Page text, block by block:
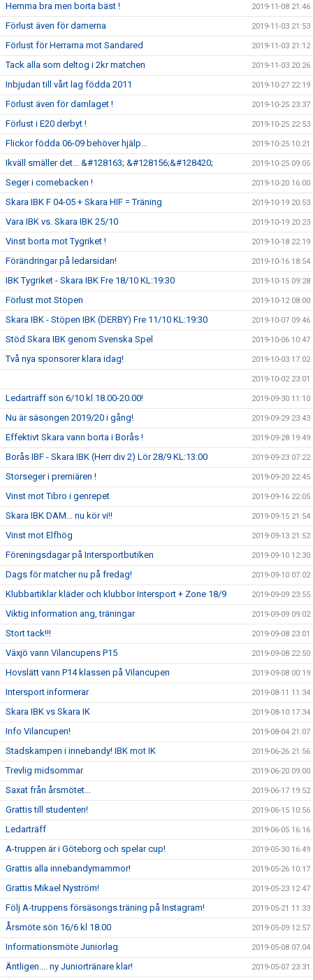
Hemma bra men borta bäst ! 2019-11-08 21:46
Förlust även för damerna 2019-11-03 21:53
Förlust för Herrarna mot Sandared 2019-11-03 21:12
Tack alla som deltog i 2kr matchen 2019-11-03 20:26
Inbjudan till vårt lag födda 2011 2019-10-27 22:19
Förlust även för damlaget ! 2019-10-25 23:37
Förlust i E20 derbyt ! 2019-10-25 22:53
Flickor födda 06-09 behöver hjälp... 2019-10-25 10:21
Ikväll smäller det... &#128163; &#128156;&#128420; 2019-10-25 09:05
Seger i comebacken ! 2019-10-20 16:00
Skara IBK F 04-05 + Skara HIF = Träning 2019-10-19 20:53
Vara IBK vs. Skara IBK 25/10 2019-10-19 20:23
Vinst borta mot Tygriket ! 2019-10-18 22:19
Förändringar på ledarsidan! 2019-10-16 18:54
IBK Tygriket - Skara IBK Fre 18/10 KL:19:30 2019-10-15 09:28
Förlust mot Stöpen 2019-10-12 08:00
Skara IBK - Stöpen IBK (DERBY) Fre 11/10 KL:19:30 2019-10-07 09:46
Stöd Skara IBK genom Svenska Spel 2019-10-06 10:47
Två nya sponsorer klara idag! 2019-10-03 17:02
2019-10-02 23:01
Ledarträff sön 6/10 kl 18.00-20.00! 2019-09-30 11:10
Nu är säsongen 2019/20 i gång! 2019-09-29 23:43
Effektivt Skara vann borta i Borås ! 2019-09-28 19:49
Borås IBF - Skara IBK (Herr div 2) Lör 28/9 KL:13:00 2019-09-23 07:22
Storseger i premiären ! 2019-09-20 22:45
Vinst mot Tibro i genrepet 2019-09-16 22:05
Skara IBK DAM... nu kör vi!! 2019-09-15 21:54
Vinst mot Elfhög 2019-09-13 21:52
Föreningsdagar på Intersportbutiken 2019-09-10 12:30
Dags för matcher nu på fredag! 2019-09-10 07:02
Klubbartiklar kläder och klubbor Intersport + Zone 18/9 2019-09-09 23:55
Viktig information ang, träningar 2019-09-09 09:02
Stort tack!!! 2019-09-08 23:01
Växjö vann Vilancupens P15 2019-09-08 22:50
Hovslätt vann P14 klassen på Vilancupen 2019-09-08 00:19
Intersport informerar 2019-08-11 11:34
Skara IBK vs Skara IK 2019-08-10 17:34
Info Vilancupen! 2019-08-04 21:07
Stadskampen i innebandy! IBK mot IK 2019-06-26 21:56
Trevlig midsommar 2019-06-20 09:00
Saxat från årsmötet... 2019-06-17 19:52
Grattis till studenten! 2019-06-15 10:56
Ledarträff 2019-06-05 16:16
A-truppen är i Göteborg och spelar cup! 2019-05-30 16:49
Grattis alla innebandymammor! 2019-05-26 10:17
Grattis Mikael Nyström! 2019-05-23 12:47
Följ A-truppens försäsongs träning på Instagram! 2019-05-21 11:33
Årsmöte sön 16/6 kl 18.00 2019-05-09 12:57
Informationsmöte Juniorlag 2019-05-08 07:04
Äntligen.... ny Juniortränare klar! 2019-05-07 23:31